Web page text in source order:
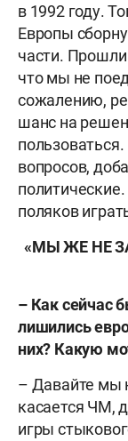
в 1992 году.
Европы
части. Прошли
что мы не
сожалению,
шанс на
вопросов,
поляков
«МЫ ЖЕ НЕ
– Как сейчас
лишились
них? Какую
– Давайте мы
касается ЧМ,
игры